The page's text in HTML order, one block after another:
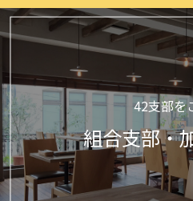
42支部を
組合支部・